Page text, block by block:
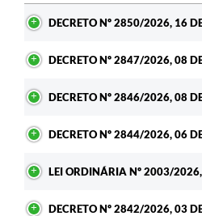
DECRETO Nº 2850/2026, 16
DECRETO Nº 2847/2026, 08
DECRETO Nº 2846/2026, 08
DECRETO Nº 2844/2026, 06
LEI ORDINÁRIA Nº 2003/
DECRETO Nº 2842/2026, 03